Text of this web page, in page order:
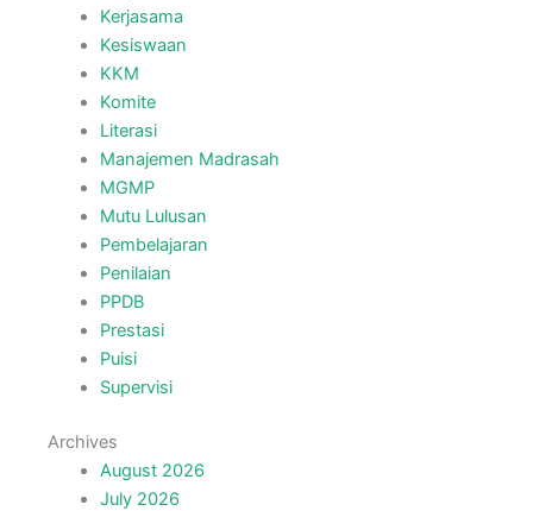
Kerjasama
Kesiswaan
KKM
Komite
Literasi
Manajemen Madrasah
MGMP
Mutu Lulusan
Pembelajaran
Penilaian
PPDB
Prestasi
Puisi
Supervisi
Archives
August 2026
July 2026